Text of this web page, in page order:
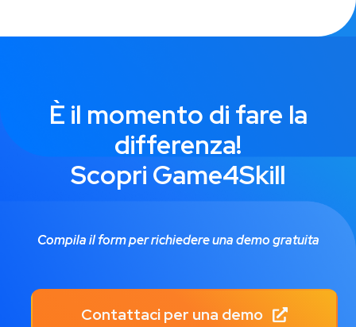
È il momento di fare la
differenza!
Scopri Game4Skill
Compila il form per richiedere una demo gratuita
Contattaci per una demo